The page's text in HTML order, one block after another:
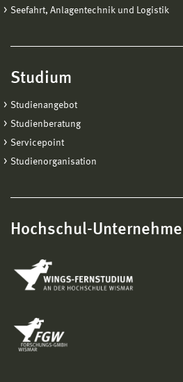
Seefahrt, Anlagentechnik und Logistik
Studium
Studienangebot
Studienberatung
Servicepoint
Studienorganisation
Hochschul-